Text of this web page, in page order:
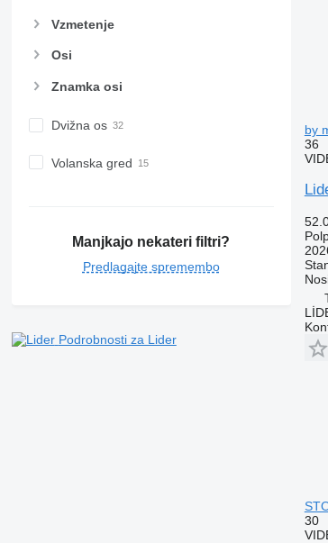
Vzmetenje
Osi
Znamka osi
Dvižna os
Volanska gred
Manjkajo nekateri filtri?
Predlagajte spremembo
Podrobnosti za Lider
by
36
30